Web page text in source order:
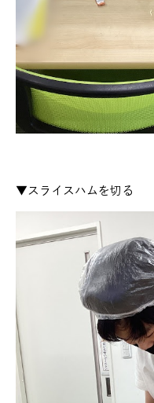
▼スライスハムを切る